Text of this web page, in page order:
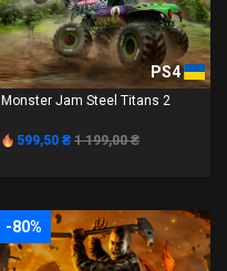
PS4
Monster Jam Steel Titans 2
599,50 ₴ 1 199,00 ₴
-80%